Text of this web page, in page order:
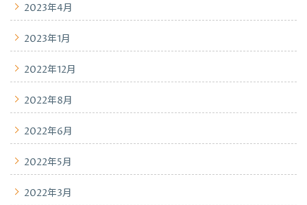
2023年4月
2023年1月
2022年12月
2022年8月
2022年6月
2022年5月
2022年3月